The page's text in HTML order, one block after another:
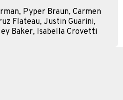
Pyper Braun, Carmen
Flateau, Justin Guarini,
Baker, Isabella Crovetti